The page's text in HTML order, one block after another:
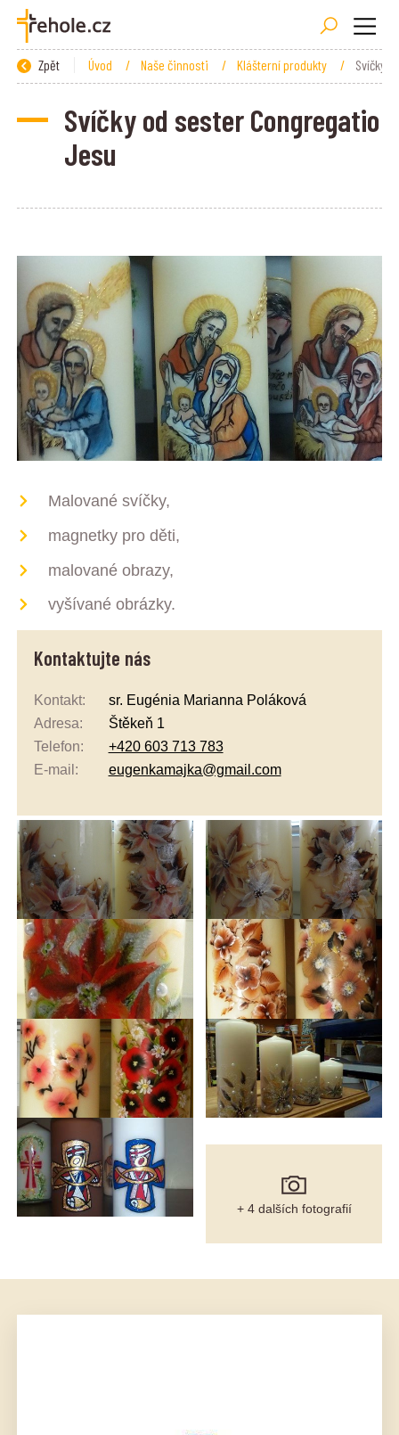
Zpět Úvod / Naše činnosti / Klášterní produkty / Svíčky
Svíčky od sester Congregatio
Jesu
Malované svíčky,
magnetky pro děti,
malované obrazy,
vyšívané obrázky.
Kontaktujte nás
Kontakt:
sr. Eugénia Marianna Poláková
Adresa:
Štěkeň 1
Telefon:
+420 603 713 783
E-mail:
eugenkamajka@gmail.com
+ 4 dalších fotografií